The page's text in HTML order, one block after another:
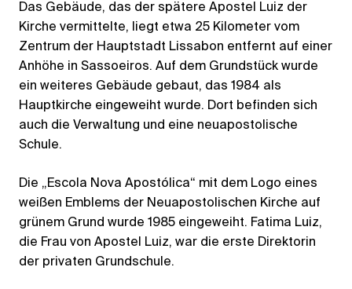
Das Gebäude, das der spätere Apostel Luiz der
Kirche vermittelte, liegt etwa 25 Kilometer vom
Zentrum der Hauptstadt Lissabon entfernt auf einer
Anhöhe in Sassoeiros. Auf dem Grundstück wurde
ein weiteres Gebäude gebaut, das 1984 als
Hauptkirche eingeweiht wurde. Dort befinden sich
auch die Verwaltung und eine neuapostolische
Schule.
Die „Escola Nova Apostólica“ mit dem Logo eines
weißen Emblems der Neuapostolischen Kirche auf
grünem Grund wurde 1985 eingeweiht. Fatima Luiz,
die Frau von Apostel Luiz, war die erste Direktorin
der privaten Grundschule.